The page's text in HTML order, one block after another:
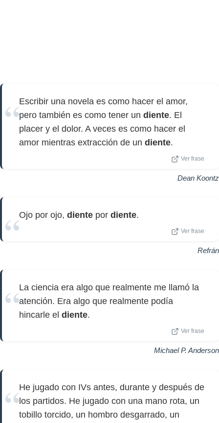
Escribir una novela es como hacer el amor,
pero también es como tener un diente. El
placer y el dolor. A veces es como hacer el
amor mientras extracción de un diente.
Ver frase
Dean Koontz
Ojo por ojo, diente por diente.
Ver frase
Refrán
La ciencia era algo que realmente me llamó la
atención. Era algo que realmente podía
hincarle el diente.
Ver frase
Michael P. Anderson
He jugado con IVs antes, durante y después de
los partidos. He jugado con una mano rota, un
tobillo torcido, un hombro desgarrado, un